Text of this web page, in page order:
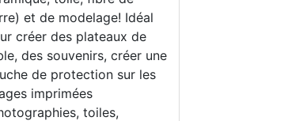
et de modelage! Idéal
créer des plateaux de
des souvenirs, créer une
de protection sur les
imprimées
toiles,